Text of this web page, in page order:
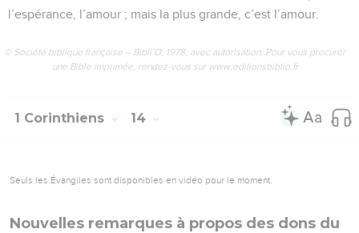
l’espérance, l’amour ; mais la plus grande, c’est l’amour.
© Société biblique française – Bibli’O, 1978, avec autorisation. Pour vous procurer
une Bible imprimée, rendez-vous sur www.editionsbiblio.fr
1 Corinthiens 14
Seuls les Évangiles sont disponibles en vidéo pour le moment.
Nouvelles remarques à propos des dons du